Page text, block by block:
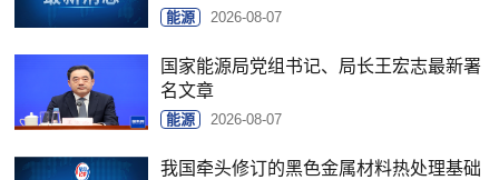
能源 2026-08-07
国家能源局党组书记、局长王宏志最新署
名文章
能源 2026-08-07
我国牵头修订的黑色金属材料热处理基础